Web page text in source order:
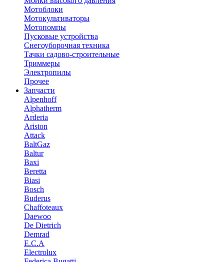
Мотоблоки
Мотокультиваторы
Мотопомпы
Пусковые устройства
Снегоуборочная техника
Тачки садово-строительные
Триммеры
Электропилы
Прочее
Запчасти
Alpenhoff
Alphatherm
Arderia
Ariston
Attack
BaltGaz
Baltur
Baxi
Beretta
Biasi
Bosch
Buderus
Chaffoteaux
Daewoo
De Dietrich
Demrad
E.C.A
Electrolux